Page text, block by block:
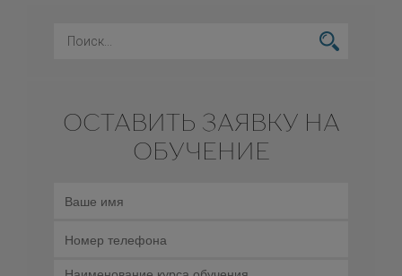
ОСТАВИТЬ ЗАЯВКУ НА
ОБУЧЕНИЕ